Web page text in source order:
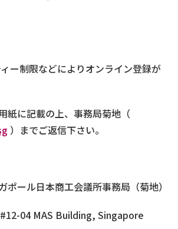
ー制限などによりオンライン登録が
紙に記載の上、事務局菊地（
）までご返信下さい。
ポール日本商工会議所事務局（菊地）
04 MAS Building, Singapore